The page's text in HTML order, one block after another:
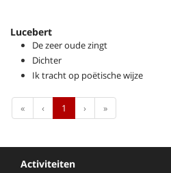
Lucebert
De zeer oude zingt
Dichter
Ik tracht op poëtische wijze
«First ‹Previous
1 ›Next»Last
Activiteiten